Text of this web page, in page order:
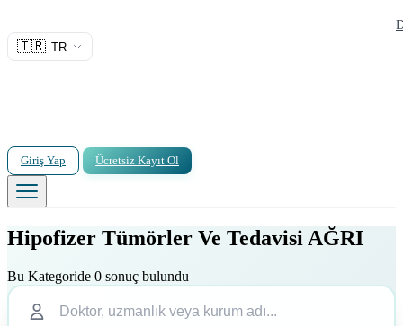
🇹🇷 TR
Giriş Yap Ücretsiz Kayıt Ol
Hipofizer Tümörler Ve Tedavisi AĞRI
Bu Kategoride 0 sonuç bulundu